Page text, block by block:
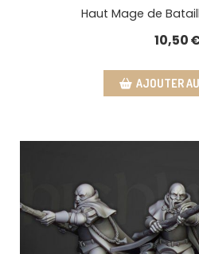
Haut Mage de
10,50
AJOUTER